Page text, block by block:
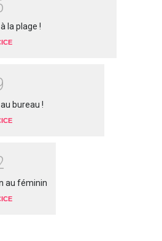
la plage !
bureau !
au féminin